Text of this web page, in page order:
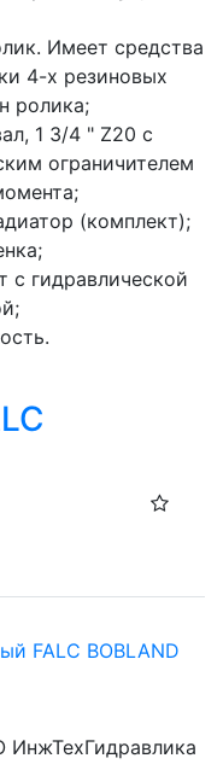
Имеет средства
4-х резиновых
ролика;
1 3/4 " Z20 с
ограничителем
(комплект);
с гидравлической
FALC BOBLAND
ИнжТехГидравлика